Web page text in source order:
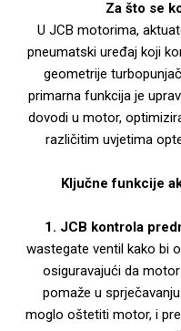
Za što se
U JCB motorima,
pneumatski uređaj koji
geometrije
primarna funkcija je
dovodi u motor,
različitim uvjetima
Ključne funkcije
1. JCB kontrola
wastegate ventil kako bi
osiguravajući da
pomaže u
moglo oštetiti motor, i